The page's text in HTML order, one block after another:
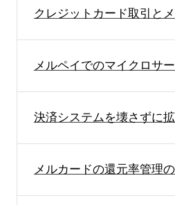
クレジットカード取引と
メルペイでのマイクロサ
決済システムを壊さずに
メルカードの還元率管理